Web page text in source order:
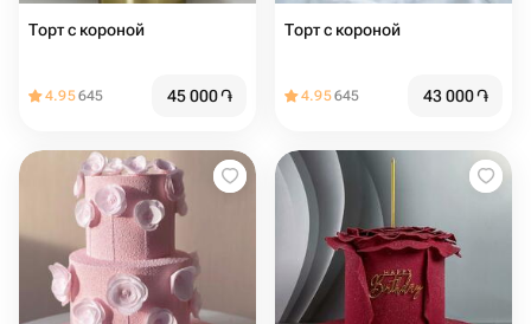
Торт с короной
4.95645 45 000֏
Торт с короной
4.95645 43 000֏